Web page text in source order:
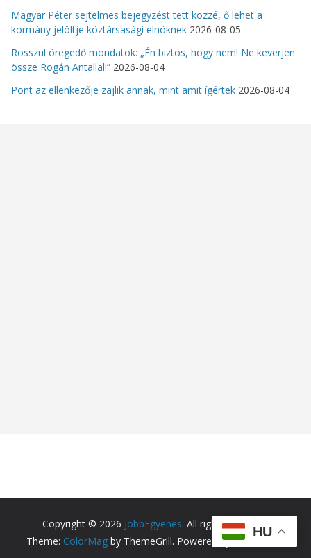
Magyar Péter sejtelmes bejegyzést tett közzé, ő lehet a
kormány jelöltje köztársasági elnöknek 2026-08-05
Rosszul öregedő mondatok: „Én biztos, hogy nem! Ne keverjen
össze Rogán Antallal!” 2026-08-04
Pont az ellenkezője zajlik annak, mint amit ígértek 2026-08-04
Copyright © 2026 JobbEgyenes. All rights reserved.
Theme: ColorMag by ThemeGrill. Powered byWordPress
HU